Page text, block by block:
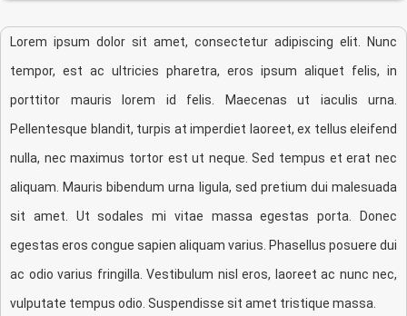
Lorem ipsum dolor sit amet, consectetur adipiscing elit. Nunc
tempor, est ac ultricies pharetra, eros ipsum aliquet felis, in
porttitor mauris lorem id felis. Maecenas ut iaculis urna.
Pellentesque blandit, turpis at imperdiet laoreet, ex tellus eleifend
nulla, nec maximus tortor est ut neque. Sed tempus et erat nec
aliquam. Mauris bibendum urna ligula, sed pretium dui malesuada
sit amet. Ut sodales mi vitae massa egestas porta. Donec
egestas eros congue sapien aliquam varius. Phasellus posuere dui
ac odio varius fringilla. Vestibulum nisl eros, laoreet ac nunc nec,
vulputate tempus odio. Suspendisse sit amet tristique massa.